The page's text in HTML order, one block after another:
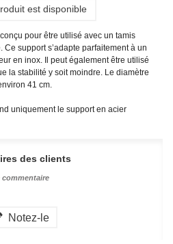
est disponible
pour être utilisé avec un tamis
support s’adapte parfaitement à un
en inox. Il peut également être utilisé
la stabilité y soit moindre. Le diamètre
41 cm.
uniquement le support en acier
des clients
commentaire
Notez-le